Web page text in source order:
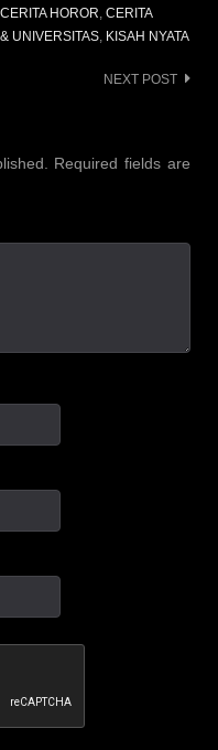
CERITA HOROR, CERITA
UNIVERSITAS, KISAH NYATA
NEXT POST
Required fields are